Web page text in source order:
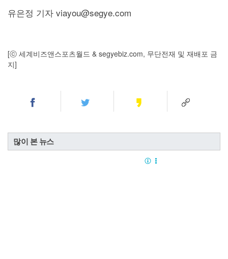
유은정 기자 viayou@segye.com
[ⓒ 세계비즈앤스포츠월드 & segyebiz.com, 무단전재 및 재배포 금
지]
많이 본 뉴스